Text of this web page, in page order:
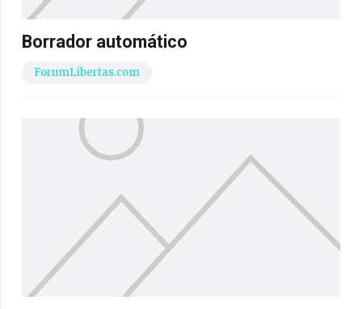
Borrador automático
ForumLibertas.com